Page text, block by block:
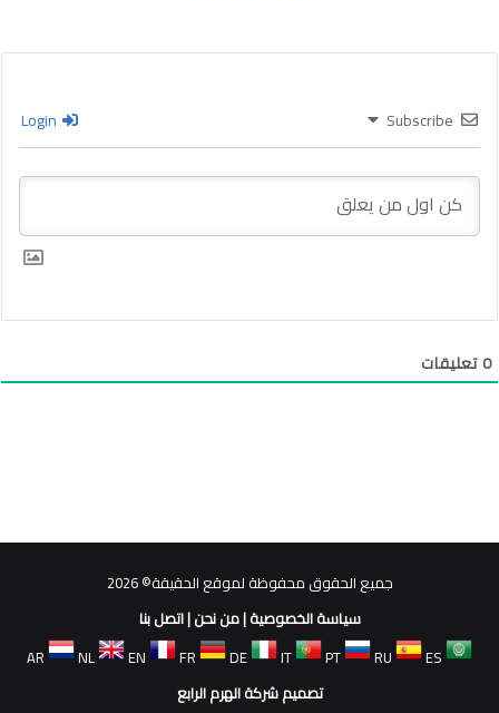
Subscribe
0تعليقات
جميع الحقوق محفوظة لموقع الحقيقة© 2026
سياسة الخصوصية|من نحن|اتصل بنا
AR
NL EN FR DE IT PT RU
ES
تصميم شركة الهرم الرابع